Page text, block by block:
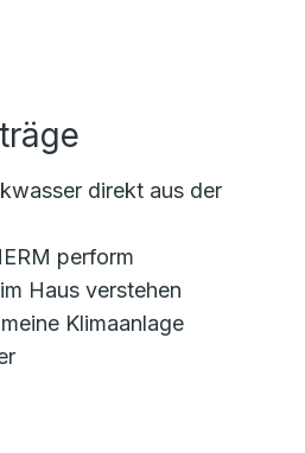
direkt aus der
perform
Haus verstehen
Klimaanlage